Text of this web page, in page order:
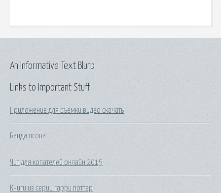
Links to Important Stuff
Приложение для съемки видео скачать
Банда ясона
Чит для копателей онлайн 2015
Книги из серии гарри поттер
An Informative Text Blurb